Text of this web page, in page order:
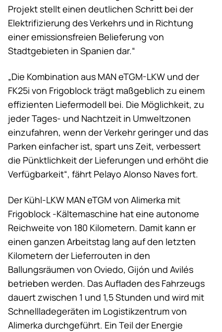
Projekt stellt einen deutlichen Schritt bei der
Elektrifizierung des Verkehrs und in Richtung
einer emissionsfreien Belieferung von
Stadtgebieten in Spanien dar.“
„Die Kombination aus MAN eTGM-LKW und der
FK25i von Frigoblock trägt maßgeblich zu einem
effizienten Liefermodell bei. Die Möglichkeit, zu
jeder Tages- und Nachtzeit in Umweltzonen
einzufahren, wenn der Verkehr geringer und das
Parken einfacher ist, spart uns Zeit, verbessert
die Pünktlichkeit der Lieferungen und erhöht die
Verfügbarkeit“, fährt Pelayo Alonso Naves fort.
Der Kühl-LKW MAN eTGM von Alimerka mit
Frigoblock -Kältemaschine hat eine autonome
Reichweite von 180 Kilometern. Damit kann er
einen ganzen Arbeitstag lang auf den letzten
Kilometern der Lieferrouten in den
Ballungsräumen von Oviedo, Gijón und Avilés
betrieben werden. Das Aufladen des Fahrzeugs
dauert zwischen 1 und 1,5 Stunden und wird mit
Schnellladegeräten im Logistikzentrum von
Alimerka durchgeführt. Ein Teil der Energie